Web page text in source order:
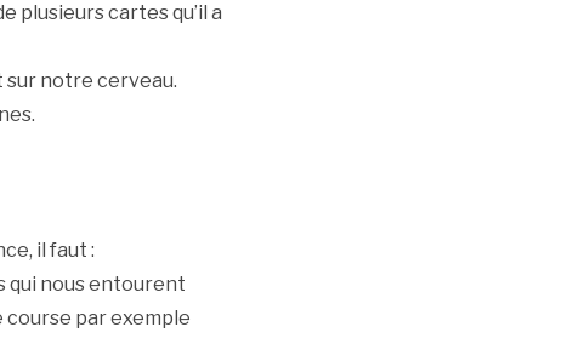
plusieurs cartes qu’il a
sur notre cerveau.
il faut :
qui nous entourent
course par exemple